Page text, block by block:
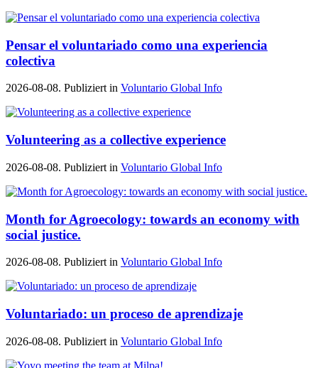
Pensar el voluntariado como una experiencia
colectiva
2026-08-08. Publiziert in Voluntario Global Info
Volunteering as a collective experience
2026-08-08. Publiziert in Voluntario Global Info
Month for Agroecology: towards an economy with
social justice.
2026-08-08. Publiziert in Voluntario Global Info
Voluntariado: un proceso de aprendizaje
2026-08-08. Publiziert in Voluntario Global Info